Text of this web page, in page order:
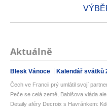
Aktuálně
Blesk Vánoce Kalendář svátků
Čech ve Francii prý umlátil svojí
Peče se celá země, Babišova vláda
Detaily aféry Decroix s Havránkem: